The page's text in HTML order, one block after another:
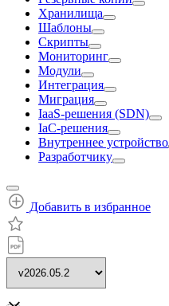
Хранилища
Шаблоны
Скрипты
Мониторинг
Модули
Интеграция
Миграция
IaaS-решения (SDN)
IaC-решения
Внутреннее устройство
Разработчику
Добавить в избранное